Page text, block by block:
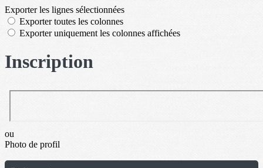
Exporter les lignes sélectionnées
Exporter toutes les colonnes
Exporter uniquement les colonnes affichées
Inscription
ou
Photo de profil